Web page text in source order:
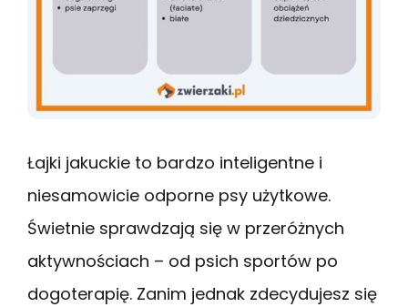
Łajki jakuckie to bardzo inteligentne i
niesamowicie odporne psy użytkowe.
Świetnie sprawdzają się w przeróżnych
aktywnościach – od psich sportów po
dogoterapię. Zanim jednak zdecydujesz się